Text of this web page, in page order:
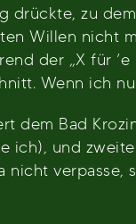
drückte, zu
Willen nicht
der „X für
Wenn ich
dem Bad
ich), und
nicht